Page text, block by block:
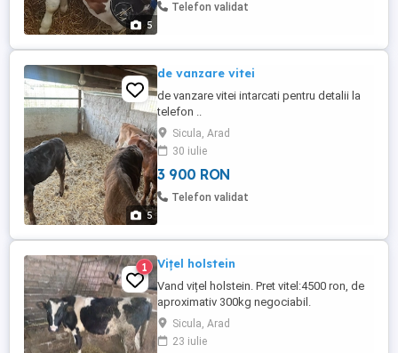
5
Telefon validat
5
de vanzare vitei
de vanzare vitei intarcati pentru detalii la
telefon ..
Sicula, Arad
30 iulie
3 900 RON
Telefon validat
1 Vițel holstein
Vand vițel holstein. Pret vitel:4500 ron, de
aproximativ 300kg negociabil.
Sicula, Arad
23 iulie